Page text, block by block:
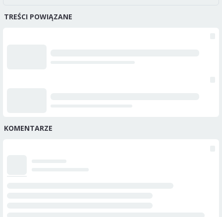
TREŚCI POWIĄZANE
KOMENTARZE